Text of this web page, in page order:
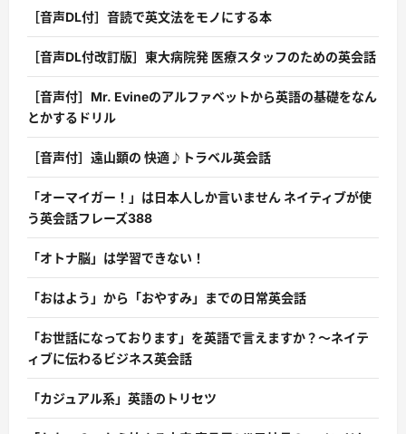
［音声DL付］音読で英文法をモノにする本
［音声DL付改訂版］東大病院発 医療スタッフのための英会話
［音声付］Mr. Evineのアルファベットから英語の基礎をなん
とかするドリル
［音声付］遠山顕の 快適♪トラベル英会話
「オーマイガー！」は日本人しか言いません ネイティブが使
う英会話フレーズ388
「オトナ脳」は学習できない！
「おはよう」から「おやすみ」までの日常英会話
「お世話になっております」を英語で言えますか？〜ネイテ
ィブに伝わるビジネス英会話
「カジュアル系」英語のトリセツ